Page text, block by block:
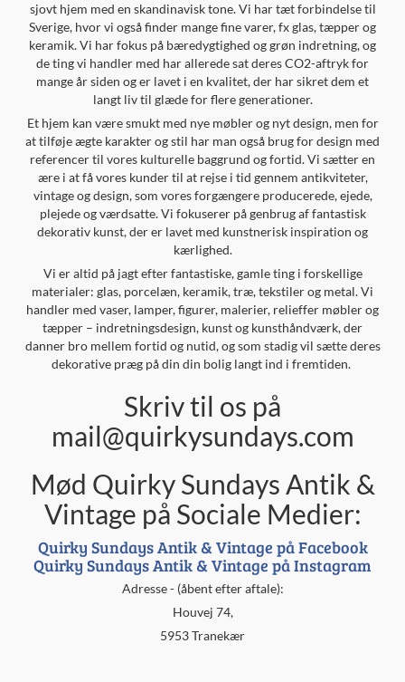
sjovt hjem med en skandinavisk tone. Vi har tæt forbindelse til
Sverige, hvor vi også finder mange fine varer, fx glas, tæpper og
keramik. Vi har fokus på bæredygtighed og grøn indretning, og
de ting vi handler med har allerede sat deres CO2-aftryk for
mange år siden og er lavet i en kvalitet, der har sikret dem et
langt liv til glæde for flere generationer.
Et hjem kan være smukt med nye møbler og nyt design, men for
at tilføje ægte karakter og stil har man også brug for design med
referencer til vores kulturelle baggrund og fortid. Vi sætter en
ære i at få vores kunder til at rejse i tid gennem antikviteter,
vintage og design, som vores forgængere producerede, ejede,
plejede og værdsatte. Vi fokuserer på genbrug af fantastisk
dekorativ kunst, der er lavet med kunstnerisk inspiration og
kærlighed.
Vi er altid på jagt efter fantastiske, gamle ting i forskellige
materialer: glas, porcelæn, keramik, træ, tekstiler og metal. Vi
handler med vaser, lamper, figurer, malerier, relieffer møbler og
tæpper – indretningsdesign, kunst og kunsthåndværk, der
danner bro mellem fortid og nutid, og som stadig vil sætte deres
dekorative præg på din din bolig langt ind i fremtiden.
Skriv til os på
mail@quirkysundays.com
Mød Quirky Sundays Antik &
Vintage på Sociale Medier:
Quirky Sundays Antik & Vintage på Facebook
Quirky Sundays Antik & Vintage på Instagram
Adresse - (åbent efter aftale):
Houvej 74,
5953 Tranekær